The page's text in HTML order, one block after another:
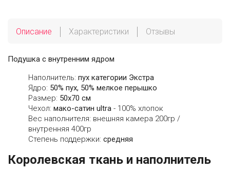
Описание Характеристики Отзывы
Подушка с внутренним ядром
Наполнитель: пух категории Экстра
Ядро: 50% пух, 50% мелкое перышко
Размер: 50х70 см
Чехол: мако-сатин ultra - 100% хлопок
Вес наполнителя: внешняя камера 200гр /
внутренняя 400гр
Степень поддержки: средняя
Королевская ткань и наполнитель